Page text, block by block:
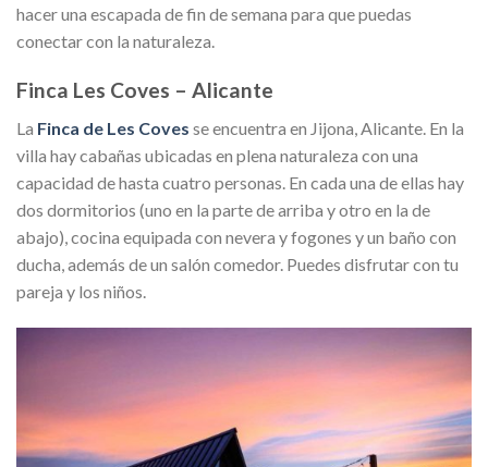
hacer una escapada de fin de semana para que puedas
conectar con la naturaleza.
Finca Les Coves – Alicante
La Finca de Les Coves se encuentra en Jijona, Alicante. En la
villa hay cabañas ubicadas en plena naturaleza con una
capacidad de hasta cuatro personas. En cada una de ellas hay
dos dormitorios (uno en la parte de arriba y otro en la de
abajo), cocina equipada con nevera y fogones y un baño con
ducha, además de un salón comedor. Puedes disfrutar con tu
pareja y los niños.